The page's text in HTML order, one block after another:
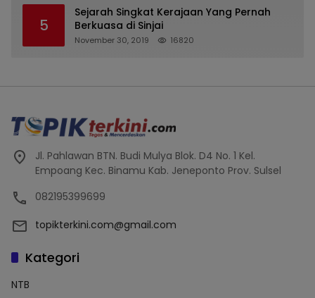
Milyaran Rupiah dan Bilyet Giro Tidak
Terdaftar, OJK Kalsel : Bertemu Tanggal 11
5
Sejarah Singkat Kerajaan Yang Pernah
Berkuasa di Sinjai
November 30, 2019 16820
Jl. Pahlawan BTN. Budi Mulya Blok. D4 No. 1 Kel.
Empoang Kec. Binamu Kab. Jeneponto Prov. Sulsel
082195399699
topikterkini.com@gmail.com
Kategori
NTB